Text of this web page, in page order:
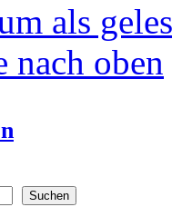
als
nach oben